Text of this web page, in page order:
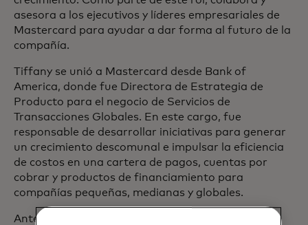
asesora a los ejecutivos y líderes empresariales de
Mastercard para ayudar a dar forma al futuro de la
compañía.
Tiffany se unió a Mastercard desde Bank of
America, donde fue Directora de Estrategia de
Producto para el negocio de Servicios de
Transacciones Globales. En este cargo, fue
responsable de desarrollar iniciativas para generar
un crecimiento descomunal e impulsar la eficiencia
de costos en una cartera de pagos, cuentas por
cobrar y productos de financiamiento para
compañías pequeñas, medianas y globales.
Antes de trabajar en Bank of America, Tiffany